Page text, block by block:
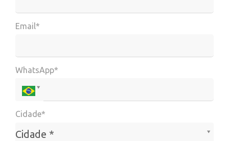
Email*
WhatsApp*
Cidade*
Cidade *
Cidade*